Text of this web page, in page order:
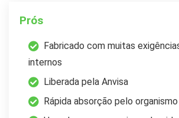
Prós
Fabricado com muitas
internos
Liberada pela Anvisa
Rápida absorção pelo organismo